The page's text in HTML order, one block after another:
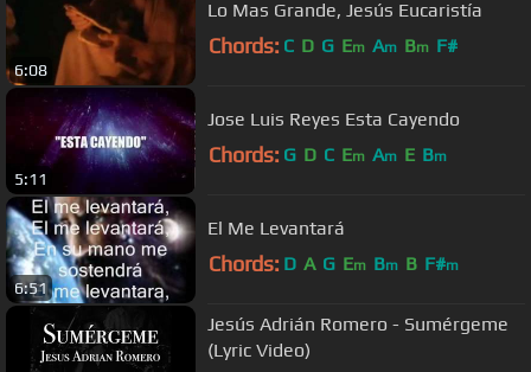
6:08
Lo Mas Grande, Jesús Eucaristía
Chords: C D G Em Am Bm F#
5:11
Jose Luis Reyes Esta Cayendo
Chords: G D C Em Am E Bm
6:51
El Me Levantará
Chords: D A G Em Bm B F#m
Jesús Adrián Romero - Sumérgeme
(Lyric Video)